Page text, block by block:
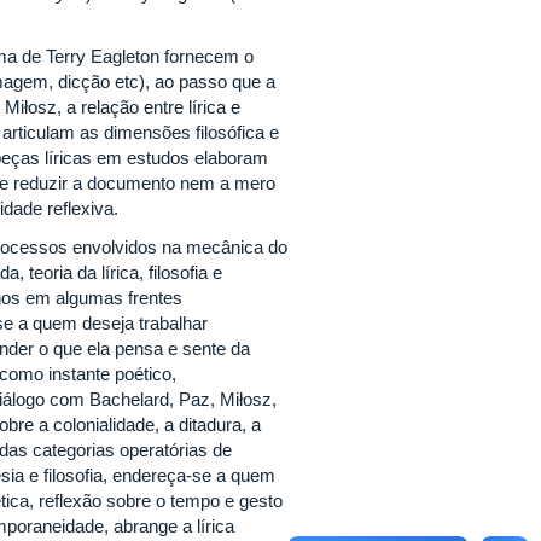
de Terry Eagleton fornecem o
dicção etc), ao passo que a
a relação entre lírica e
as dimensões filosófica e
líricas em estudos elaboram
reduzir a documento nem a mero
reflexiva.
envolvidos na mecânica do
teoria da lírica, filosofia e
em algumas frentes
a quem deseja trabalhar
o que ela pensa e sente da
instante poético,
com Bachelard, Paz, Miłosz,
a colonialidade, a ditadura, a
categorias operatórias de
e filosofia, endereça-se a quem
reflexão sobre o tempo e gesto
abrange a lírica